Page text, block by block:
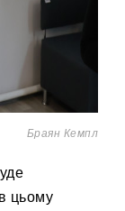
Браян Кемпл
цьому